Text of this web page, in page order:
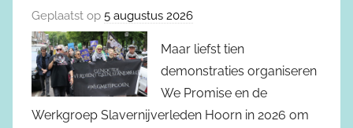
Geplaatst op 5 augustus 2026
Maar liefst tien
demonstraties organiseren
We Promise en de
Werkgroep Slavernijverleden Hoorn in 2026 om